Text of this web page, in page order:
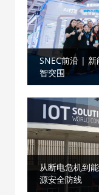
SNEC前沿 |
智突围
从断电危机到
源安全防线